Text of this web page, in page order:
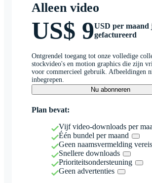
Alleen video
US$ 9USD per
gefactureerd
Ontgrendel toegang tot onze volledige
stockvideo's en motion graphics die zijn
voor commercieel gebruik. Afbeeldingen
inbegrepen.
Nu abonneren
Plan bevat:
Vijf video-downloads per
Één bundel per maand
Geen naamsvermelding
Snellere downloads
Prioriteitsondersteuning
Geen advertenties